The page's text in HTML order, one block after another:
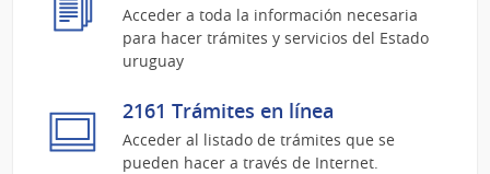
Acceder a toda la información necesaria
para hacer trámites y servicios del Estado
uruguay
2161 Trámites en línea
Acceder al listado de trámites que se
pueden hacer a través de Internet.